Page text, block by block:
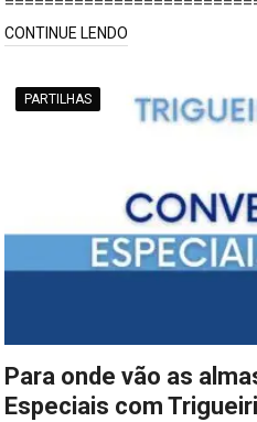
CONTINUE LENDO
PARTILHAS
Para onde vão as
Especiais com